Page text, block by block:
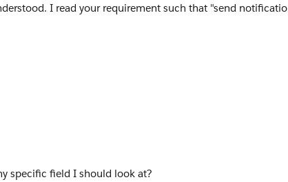
I read your requirement such that "send notificatio
specific field I should look at?